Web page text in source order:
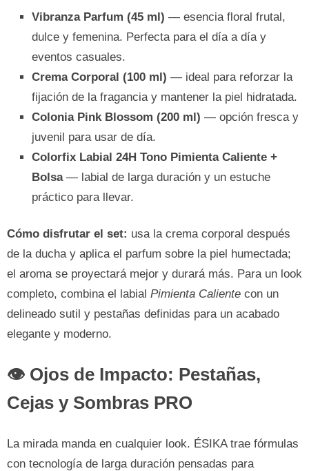
Vibranza Parfum (45 ml) — esencia floral frutal,
dulce y femenina. Perfecta para el día a día y
eventos casuales.
Crema Corporal (100 ml) — ideal para reforzar la
fijación de la fragancia y mantener la piel hidratada.
Colonia Pink Blossom (200 ml) — opción fresca y
juvenil para usar de día.
Colorfix Labial 24H Tono Pimienta Caliente +
Bolsa— labial de larga duración y un estuche
práctico para llevar.
Cómo disfrutar el set: usa la crema corporal después
de la ducha y aplica el parfum sobre la piel humectada;
el aroma se proyectará mejor y durará más. Para un look
completo, combina el labial Pimienta Caliente con un
delineado sutil y pestañas definidas para un acabado
elegante y moderno.
👁️ Ojos de Impacto: Pestañas,
Cejas y Sombras PRO
La mirada manda en cualquier look. ÉSIKA trae fórmulas
con tecnología de larga duración pensadas para